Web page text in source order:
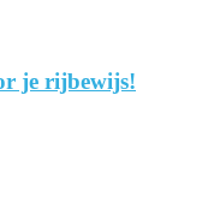
je rijbewijs!